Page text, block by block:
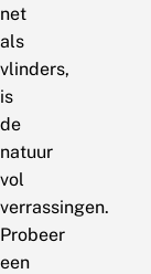
net
als
vlinders,
is
de
natuur
vol
verrassingen.
Probeer
een